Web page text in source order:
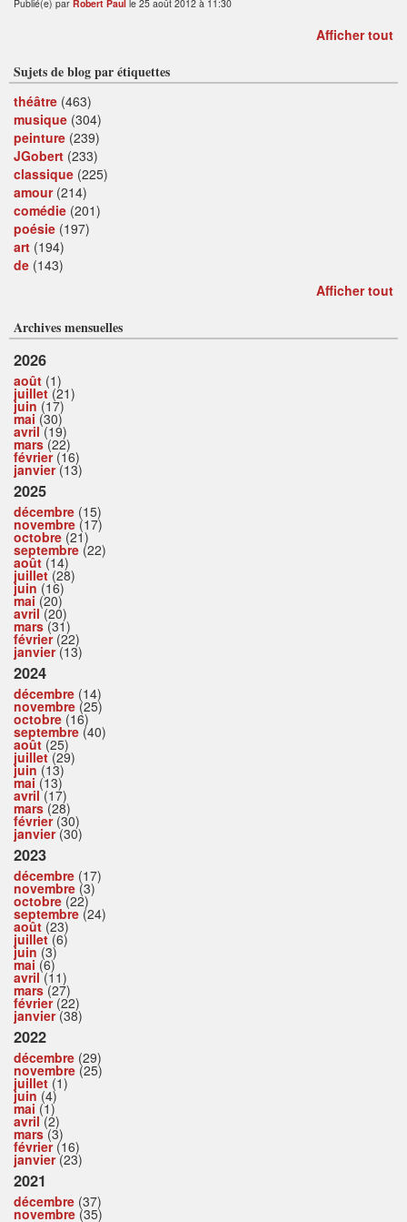
Publié(e) par Robert Paul le 25 août 2012 à 11:30
Afficher tout
Sujets de blog par étiquettes
théâtre (463)
musique (304)
peinture (239)
JGobert (233)
classique (225)
amour(214)
comédie (201)
poésie (197)
art (194)
de (143)
Afficher tout
Archives mensuelles
2026
août (1)
juillet(21)
juin (17)
mai (30)
avril(19)
mars(22)
février(16)
janvier(13)
2025
décembre (15)
novembre (17)
octobre (21)
septembre (22)
août (14)
juillet(28)
juin (16)
mai (20)
avril(20)
mars(31)
février(22)
janvier(13)
2024
décembre (14)
novembre (25)
octobre (16)
septembre (40)
août (25)
juillet(29)
juin (13)
mai (13)
avril(17)
mars(28)
février(30)
janvier(30)
2023
décembre (17)
novembre (3)
octobre (22)
septembre (24)
août (23)
juillet(6)
juin (3)
mai (6)
avril(11)
mars(27)
février(22)
janvier(38)
2022
décembre (29)
novembre (25)
juillet (1)
juin (4)
mai (1)
avril(2)
mars(3)
février(16)
janvier(23)
2021
décembre (37)
novembre (35)